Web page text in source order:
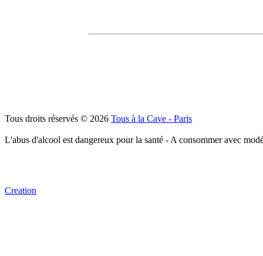
Tous droits réservés © 2026 Tous à la Cave - Paris
L'abus d'alcool est dangereux pour la santé - A consommer avec
Creation